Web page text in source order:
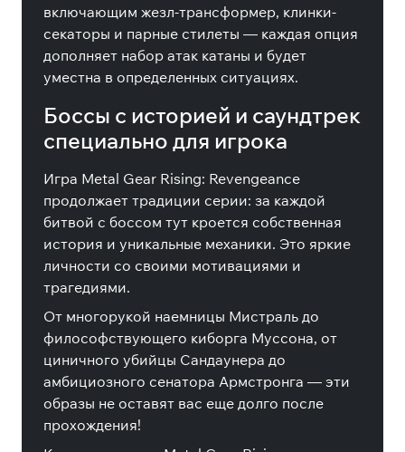
включающим жезл-трансформер, клинки-
секаторы и парные стилеты — каждая опция
дополняет набор атак катаны и будет
уместна в определенных ситуациях.
Боссы с историей и саундтрек
специально для игрока
Игра Metal Gear Rising: Revengeance
продолжает традиции серии: за каждой
битвой с боссом тут кроется собственная
история и уникальные механики. Это яркие
личности со своими мотивациями и
трагедиями.
От многорукой наемницы Мистраль до
философствующего киборга Муссона, от
циничного убийцы Сандаунера до
амбициозного сенатора Армстронга — эти
образы не оставят вас еще долго после
прохождения!